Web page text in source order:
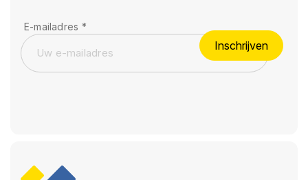
E-mailadres *
Inschrijven